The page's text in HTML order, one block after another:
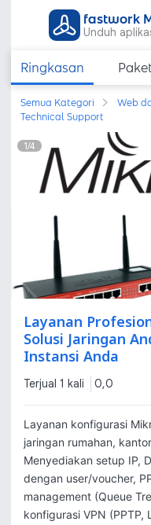
fastwork
Unduh
Ringkasan
Semua Kategori
Web
Technical Support
1/4
Layanan
Solusi Jaringan
Instansi Anda
Terjual 1 kali 0,0
Layanan konfigurasi
jaringan rumahan,
Menyediakan setup IP,
dengan user/voucher,
management (Queue
konfigurasi VPN (PPTP,